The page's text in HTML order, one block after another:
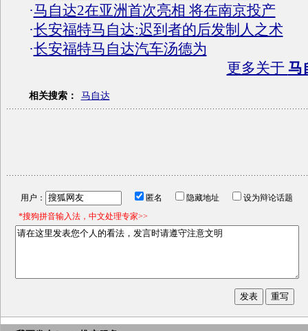
·马自达2在亚洲首次亮相 将在南京投产
·长安福特马自达:迟到者的后发制人之术
·长安福特马自达汽车汤德为
更多关于 马
相关搜索： 马自达
用户： 匿名 隐藏地址
设为辩论话题
*搜狗拼音输入法，中文处理专家>>